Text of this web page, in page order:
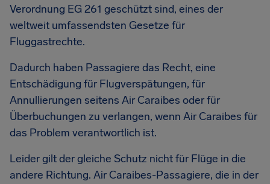
Verordnung EG 261 geschützt sind, eines der
weltweit umfassendsten Gesetze für
Fluggastrechte.
Dadurch haben Passagiere das Recht, eine
Entschädigung für Flugverspätungen, für
Annullierungen seitens Air Caraibes oder für
Überbuchungen zu verlangen, wenn Air Caraibes für
das Problem verantwortlich ist.
Leider gilt der gleiche Schutz nicht für Flüge in die
andere Richtung. Air Caraibes-Passagiere, die in der